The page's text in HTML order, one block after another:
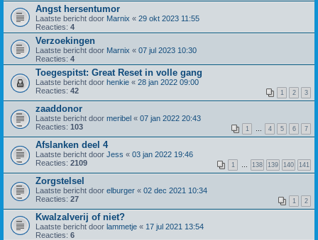
Angst hersentumor
Laatste bericht door Marnix « 29 okt 2023 11:55
Reacties: 4
Verzoekingen
Laatste bericht door Marnix « 07 jul 2023 10:30
Reacties: 4
Toegespitst: Great Reset in volle gang
Laatste bericht door henkie « 28 jan 2022 09:00
Reacties: 42 1 2 3
zaaddonor
Laatste bericht door meribel « 07 jan 2022 20:43
Reacties: 103 1 4 5 6 7
Afslanken deel 4
Laatste bericht door Jess « 03 jan 2022 19:46
Reacties: 2109 1 138 139 140 141
Zorgstelsel
Laatste bericht door elburger « 02 dec 2021 10:34
Reacties: 27 1 2
Kwalzalverij of niet?
Laatste bericht door lammetje « 17 jul 2021 13:54
Reacties: 6